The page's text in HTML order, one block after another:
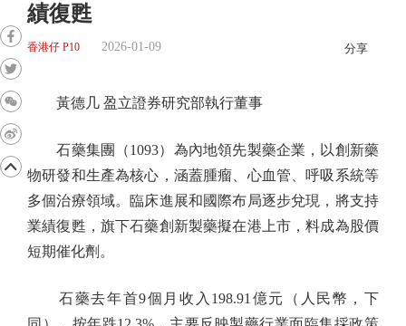
績復甦
香港仔 P10 2026-01-09 分享
黃德几 盈立證券研究部執行董事
石藥集團（1093）為內地領先製藥企業，以創新藥
物研發和生產為核心，涵蓋腫瘤、心血管、呼吸系統等
多個治療領域。臨床進展和國際布局逐步兌現，將支持
業績復甦，旗下石藥創新製藥擬在港上市，料成為股價
短期催化劑。
石藥去年首9個月收入198.91億元（人民幣，下